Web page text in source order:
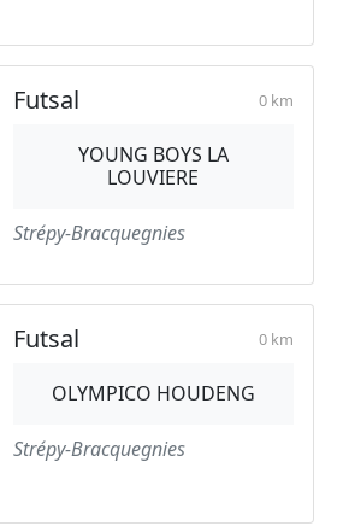
Futsal 0 km
YOUNG BOYS LA
LOUVIERE
Strépy-Bracquegnies
Futsal 0 km
OLYMPICO HOUDENG
Strépy-Bracquegnies